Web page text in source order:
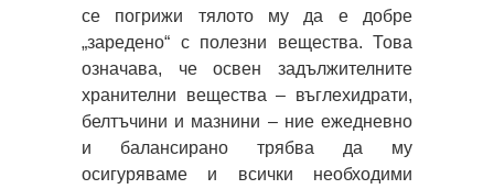
се погрижи тялото му да е добре
„заредено“ с полезни вещества. Това
означава, че освен задължителните
хранителни вещества – въглехидрати,
белтъчини и мазнини – ние ежедневно
и балансирано трябва да му
осигуряваме и всички необходими